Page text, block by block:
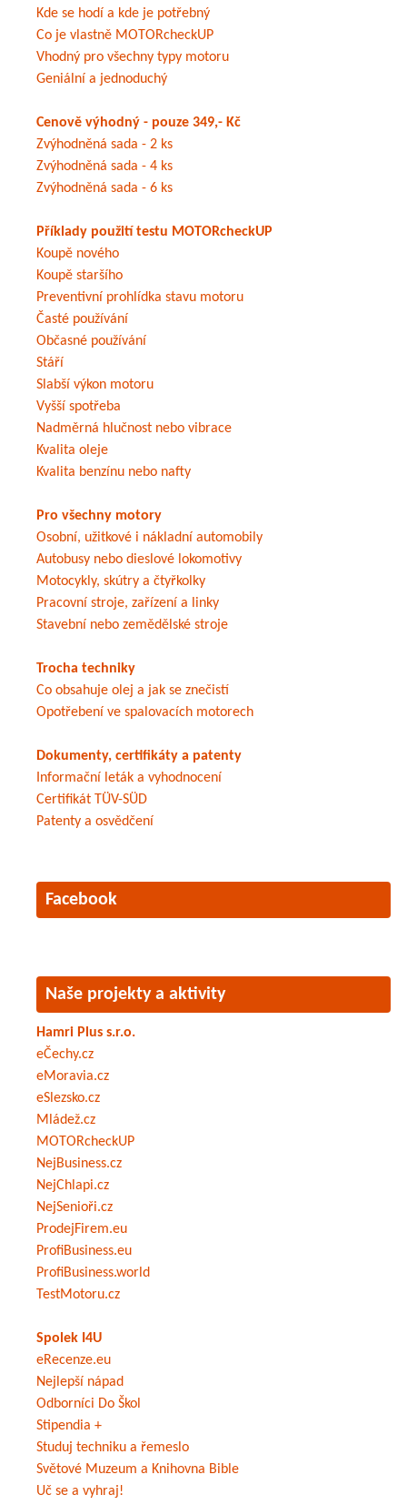
Kde se hodí a kde je potřebný
Co je vlastně MOTORcheckUP
Vhodný pro všechny typy motoru
Geniální a jednoduchý
Cenově výhodný - pouze 349,- Kč
Zvýhodněná sada - 2 ks
Zvýhodněná sada - 4 ks
Zvýhodněná sada - 6 ks
Příklady použití testu MOTORcheckUP
Koupě nového
Koupě staršího
Preventivní prohlídka stavu motoru
Časté používání
Občasné používání
Stáří
Slabší výkon motoru
Vyšší spotřeba
Nadměrná hlučnost nebo vibrace
Kvalita oleje
Kvalita benzínu nebo nafty
Pro všechny motory
Osobní, užitkové i nákladní automobily
Autobusy nebo dieslové lokomotivy
Motocykly, skútry a čtyřkolky
Pracovní stroje, zařízení a linky
Stavební nebo zemědělské stroje
Trocha techniky
Co obsahuje olej a jak se znečistí
Opotřebení ve spalovacích motorech
Dokumenty, certifikáty a patenty
Informační leták a vyhodnocení
Certifikát TÜV-SÜD
Patenty a osvědčení
Facebook
Naše projekty a aktivity
Hamri Plus s.r.o.
eČechy.cz
eMoravia.cz
eSlezsko.cz
Mládež.cz
MOTORcheckUP
NejBusiness.cz
NejChlapi.cz
NejSenioři.cz
ProdejFirem.eu
ProfiBusiness.eu
ProfiBusiness.world
TestMotoru.cz
Spolek I4U
eRecenze.eu
Nejlepší nápad
Odborníci Do Škol
Stipendia +
Studuj techniku a řemeslo
Světové Muzeum a Knihovna Bible
Uč se a vyhraj!